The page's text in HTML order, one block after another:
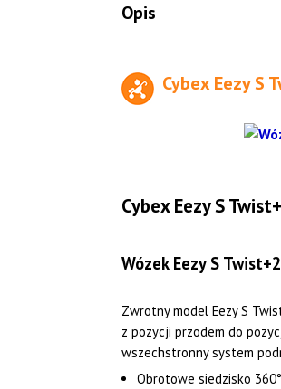
Opis
Cybex Eezy S
Cybex Eezy S
Wózek Eezy S Twist+2
Zwrotny model Eezy S
z pozycji przodem do
wszechstronny system
Obrotowe siedzisko 360°